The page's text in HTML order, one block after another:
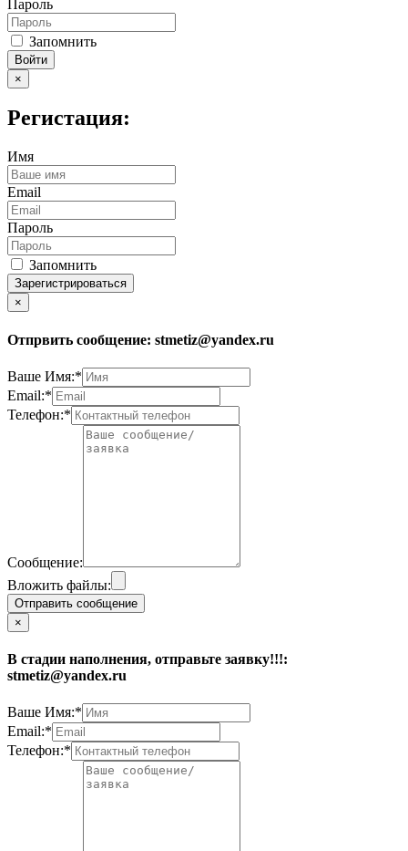
Пароль
Запомнить
Войти
×
Регистация:
Имя
Email
Пароль
Запомнить
Зарегистрироваться
×
Отпрвить сообщение: stmetiz@yandex.ru
Ваше Имя:*
Email:*
Телефон:*
Сообщение:
Вложить файлы:
Отправить сообщение
×
В стадии наполнения, отправьте заявку!!!:
stmetiz@yandex.ru
Ваше Имя:*
Email:*
Телефон:*